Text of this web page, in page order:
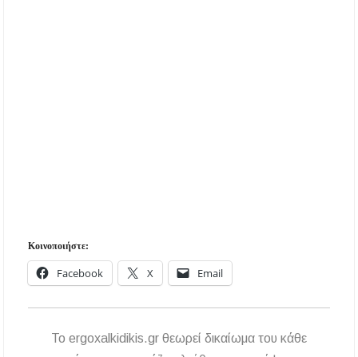
Κοινοποιήστε:
Facebook X Email
To ergoxalkidikis.gr θεωρεί δικαίωμα του κάθε